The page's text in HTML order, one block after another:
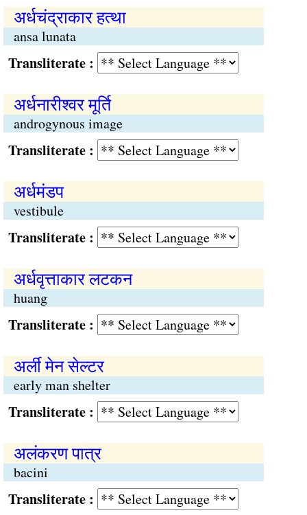
अर्धचंद्राकार हत्था
ansa lunata
:
अर्धनारीश्वर मूर्ति
androgynous image
:
अर्धमंडप
vestibule
:
अर्धवृत्ताकार लटकन
huang
:
अर्ली मेन सेल्टर
early man shelter
:
अलंकरण पात्र
bacini
: